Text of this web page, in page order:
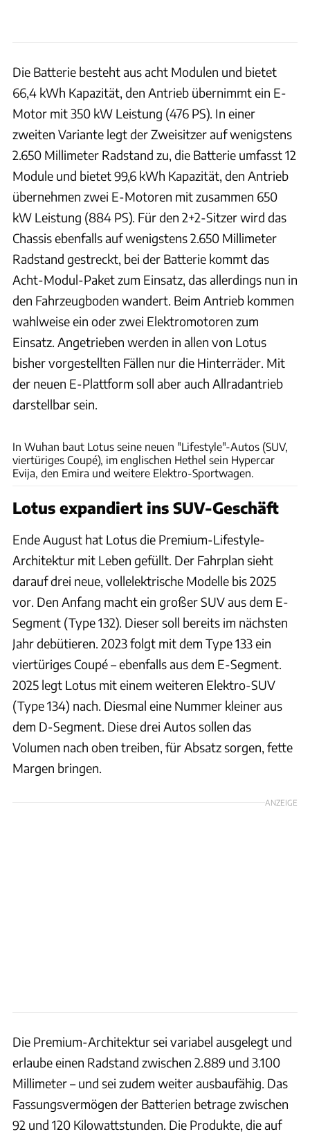
Die Batterie besteht aus acht Modulen und bietet
66,4 kWh Kapazität, den Antrieb übernimmt ein E-
Motor mit 350 kW Leistung (476 PS). In einer
zweiten Variante legt der Zweisitzer auf wenigstens
2.650 Millimeter Radstand zu, die Batterie umfasst 12
Module und bietet 99,6 kWh Kapazität, den Antrieb
übernehmen zwei E-Motoren mit zusammen 650
kW Leistung (884 PS). Für den 2+2-Sitzer wird das
Chassis ebenfalls auf wenigstens 2.650 Millimeter
Radstand gestreckt, bei der Batterie kommt das
Acht-Modul-Paket zum Einsatz, das allerdings nun in
den Fahrzeugboden wandert. Beim Antrieb kommen
wahlweise ein oder zwei Elektromotoren zum
Einsatz. Angetrieben werden in allen von Lotus
bisher vorgestellten Fällen nur die Hinterräder. Mit
der neuen E-Plattform soll aber auch Allradantrieb
darstellbar sein.
In Wuhan baut Lotus seine neuen "Lifestyle"-Autos (SUV,
viertüriges Coupé), im englischen Hethel sein Hypercar
Evija, den Emira und weitere Elektro-Sportwagen.
Lotus expandiert ins SUV-Geschäft
Ende August hat Lotus die Premium-Lifestyle-
Architektur mit Leben gefüllt. Der Fahrplan sieht
darauf drei neue, vollelektrische Modelle bis 2025
vor. Den Anfang macht ein großer SUV aus dem E-
Segment (Type 132). Dieser soll bereits im nächsten
Jahr debütieren. 2023 folgt mit dem Type 133 ein
viertüriges Coupé – ebenfalls aus dem E-Segment.
2025 legt Lotus mit einem weiteren Elektro-SUV
(Type 134) nach. Diesmal eine Nummer kleiner aus
dem D-Segment. Diese drei Autos sollen das
Volumen nach oben treiben, für Absatz sorgen, fette
Margen bringen.
ANZEIGE
Die Premium-Architektur sei variabel ausgelegt und
erlaube einen Radstand zwischen 2.889 und 3.100
Millimeter – und sei zudem weiter ausbaufähig. Das
Fassungsvermögen der Batterien betrage zwischen
92 und 120 Kilowattstunden. Die Produkte, die auf